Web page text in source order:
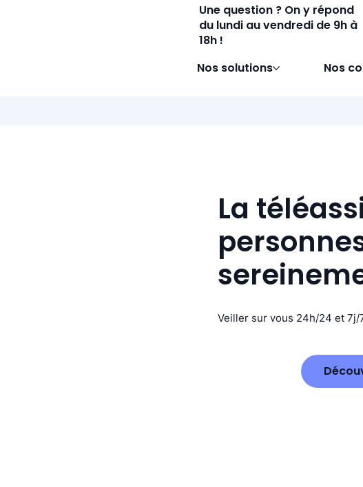
Une question ? On y répond
du lundi au vendredi de 9h à
18h !
Nos solutions Nos
La
Veiller sur vous 24h/24 et